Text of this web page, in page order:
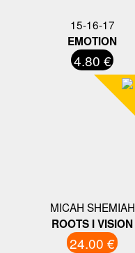
15-16-17
EMOTION
4.80 €
MICAH SHEMIAH
ROOTS I VISION
24.00 €